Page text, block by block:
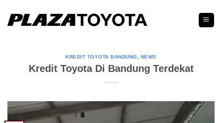
content
KREDIT TOYOTA BANDUNG NEWS
Kredit Toyota Di Bandung Terdekat